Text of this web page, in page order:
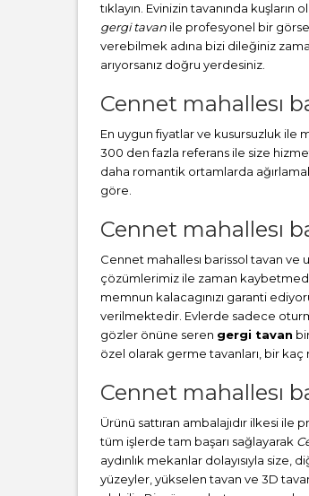
tıklayın. Evinizin tavanında
gergi tavan ile profesyonel bir
verebilmek adına bizi dileğiniz
arıyorsanız doğru yerdesiniz.
Cennet mahallesı
En uygun fiyatlar ve kusursuzluk ile
300 den fazla referans ile size
daha romantik ortamlarda
göre.
Cennet mahallesı
Cennet mahallesı barissol tavan ve
çözümlerimiz ile zaman
memnun kalacagınızı garanti
verilmektedir. Evlerde sadece
gözler önüne seren gergi tavan
özel olarak germe tavanları, bir
Cennet mahallesı
Ürünü sattıran ambalajıdır ilkesi
tüm işlerde tam başarı sağlayarak
aydınlık mekanlar dolayısıyla
yüzeyler, yükselen tavan ve 3D